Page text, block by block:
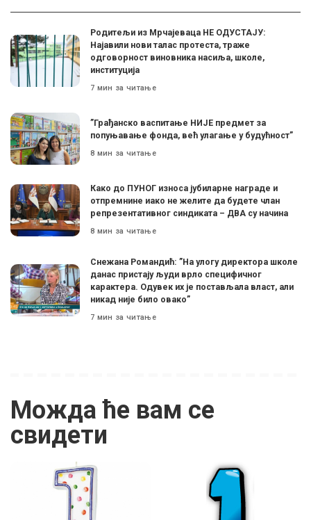
Родитељи из Мрчајеваца НЕ ОДУСТАЈУ:
Најавили нови талас протеста, траже
одговорност виновника насиља, школе,
институција
7 мин за читање
”Грађанско васпитање НИЈЕ предмет за
попуњавање фонда, већ улагање у будућност”
8 мин за читање
Како до ПУНОГ износа јубиларне награде и
отпремнине иако не желите да будете члан
репрезентативног синдиката – ДВА су начина
8 мин за читање
Снежана Романдић: ”На улогу директора школе
данас пристају људи врло специфичног
карактера. Одувек их је постављала власт, али
никад није било овако”
7 мин за читање
Можда ће вам се
свидети